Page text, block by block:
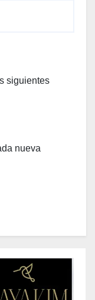
siguientes
nueva